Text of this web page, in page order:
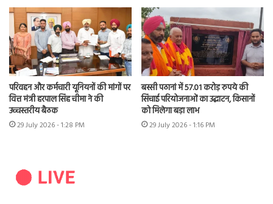
परिवहन और कर्मचारी यूनियनों की मांगों पर
वित्त मंत्री हरपाल सिंह चीमा ने की
उच्चस्तरीय बैठक
29 July 2026 - 1:28 PM
बस्सी पठानां में 57.01 करोड़ रुपये की
सिंचाई परियोजनाओं का उद्घाटन, किसानों
को मिलेगा बड़ा लाभ
29 July 2026 - 1:16 PM